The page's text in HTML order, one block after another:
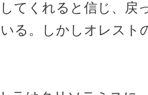
してくれると信じ、戻
る。しかしオレスト